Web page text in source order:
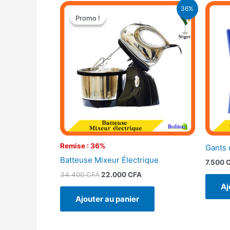
36%
Promo !
Remise : 36%
Promo !
Batteuse Mixeur Électrique
34.400CFA
Le
initial
34.400 CFA.
22.000CFA
Le
actuel
est :
22.000 CFA.
Ajouter au panier
Gants
7.500